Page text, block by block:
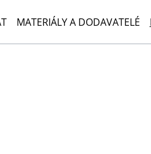
MATERIÁLY A DODAVATELÉ